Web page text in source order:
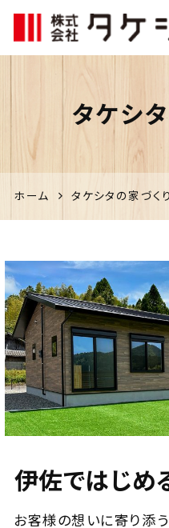
伊
の
り、
産の
なら
ケシ
タケシ
ホーム タケシタの家づくり
伊佐ではじめ
お客様の想いに寄り添